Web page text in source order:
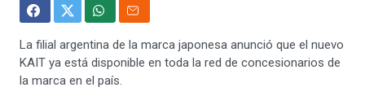
La filial argentina de la marca japonesa anunció que el nuevo
KAIT ya está disponible en toda la red de concesionarios de
la marca en el país.